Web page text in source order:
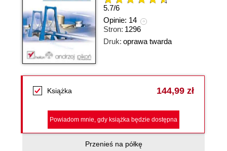
5.7/6
Opinie: 14
Stron: 1296
Druk: oprawa twarda
Książka 144,99 zł
Powiadom mnie, gdy książka będzie dostępna
Przenieś na półkę